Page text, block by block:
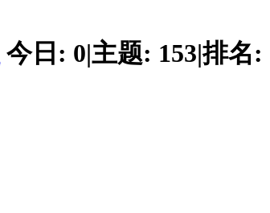
今日: 0|主题: 153|排名: